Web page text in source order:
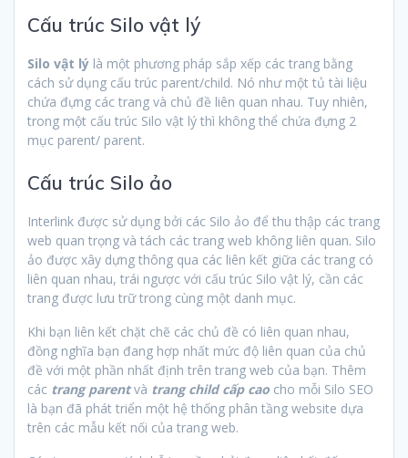
Cấu trúc Silo vật lý
Silo vật lý là một phương pháp sắp xếp các trang bằng
cách sử dụng cấu trúc parent/child. Nó như một tủ tài liệu
chứa đựng các trang và chủ đề liên quan nhau. Tuy nhiên,
trong một cấu trúc Silo vật lý thì không thể chứa đựng 2
mục parent/ parent.
Cấu trúc Silo ảo
Interlink được sử dụng bởi các Silo ảo để thu thập các trang
web quan trọng và tách các trang web không liên quan. Silo
ảo được xây dựng thông qua các liên kết giữa các trang có
liên quan nhau, trái ngược với cấu trúc Silo vật lý, cần các
trang được lưu trữ trong cùng một danh mục.
Khi bạn liên kết chặt chẽ các chủ đề có liên quan nhau,
đồng nghĩa bạn đang hợp nhất mức độ liên quan của chủ
đề với một phần nhất định trên trang web của bạn. Thêm
các trang parentvà trang child cấp cao cho mỗi Silo SEO
là bạn đã phát triển một hệ thống phân tầng website dựa
trên các mẫu kết nối của trang web.